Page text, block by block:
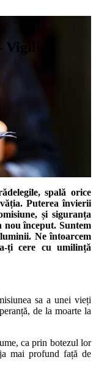
Vigilia
spală orice
Puterea învierii
și siguranța
nou început. Suntem
Ne întoarcem
ți cere cu umilință
sa a unei vieți
de la moarte la
ca prin botezul lor
mai profund față de